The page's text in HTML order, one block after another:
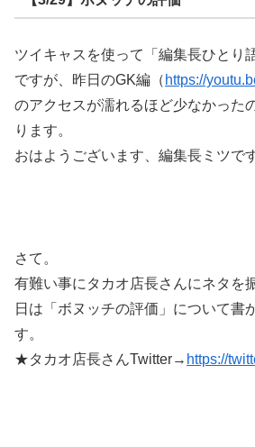
ツイキャスを使って「編集長ひとり
ですが、昨日のGK編（ https://
のアクセスが濡れるほど少なかった
ります。
おはようございます、編集長ミツです
さて。
有難い事にタカオ店長さんにネタを
日は「ボヌッチの評価」について書
す。
★タカオ店長さんTwitter→ https://